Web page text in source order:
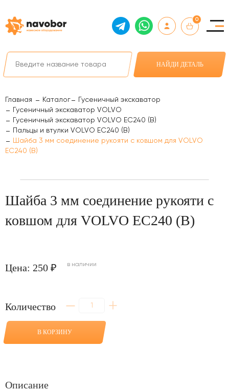
0
НАЙДИ ДЕТАЛЬ
Главная Каталог
Гусеничный экскаватор
Гусеничный экскаватор VOLVO
Гусеничный экскаватор VOLVO EC240 (B)
Пальцы и втулки VOLVO EC240 (B)
Шайба 3 мм соединение рукояти с ковшом для VOLVO
EC240 (B)
Шайба 3 мм соединение рукояти с
ковшом для VOLVO EC240 (B)
Цена: 250 ₽ в наличии
Количество
Количество
3
В КОРЗИНУ
Описание